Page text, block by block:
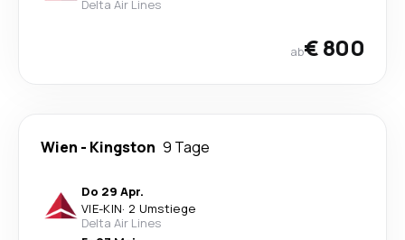
Delta Air Lines
ab€ 800
Wien - Kingston 9 Tage
Do 29 Apr.
VIE-KIN· 2 Umstiege
Delta Air Lines